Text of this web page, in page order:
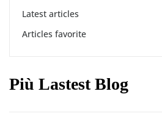
Latest articles
Articles favorite
Più Lastest Blog